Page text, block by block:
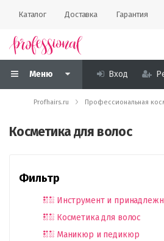
Каталог Доставка Гарантия
Меню Вход
Profhairs.ru Профессиональная
Косметика для волос
Фильтр
Инструмент и
Косметика для волос
Маникюр и педикюр